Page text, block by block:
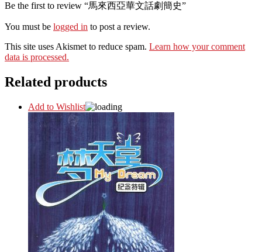
Be the first to review “馬來西亞華文話劇簡史”
You must be logged in to post a review.
This site uses Akismet to reduce spam. Learn how your comment
data is processed.
Related products
Add to Wishlist